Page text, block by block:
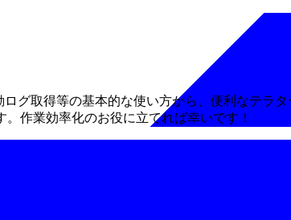
ログ取得等の基本的な使い方から、便利なテラ
作業効率化のお役に立てれば幸いです！